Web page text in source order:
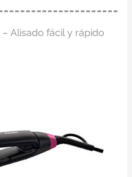
– Alisado fácil y rápido